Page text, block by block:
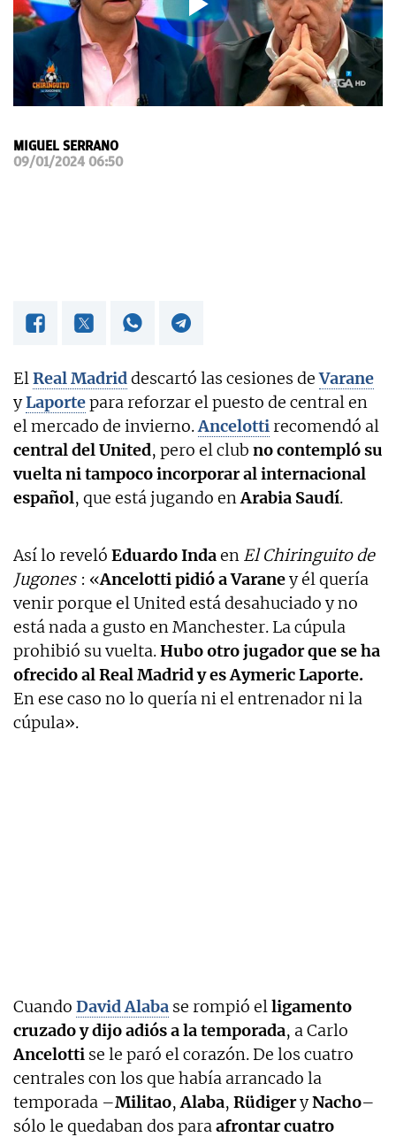
MIGUEL SERRANO
09/01/2024 06:50
ElReal Madriddescartó las cesiones deVarane
yLaportepara reforzar el puesto de central en
el mercado de invierno.Ancelottirecomendó al
central del United, pero el club no contempló su
vuelta ni tampoco incorporar al internacional
español, que está jugando enArabia Saudí.
Así lo reveló Eduardo Indaen El Chiringuito de
Jugones : «Ancelotti pidió a Varaney él quería
venir porque el United está desahuciado y no
está nada a gusto en Manchester. La cúpula
prohibió su vuelta.Hubo otro jugador que se ha
ofrecido al Real Madrid y es Aymeric Laporte.
En ese caso no lo quería ni el entrenador ni la
cúpula».
Cuando David Alaba se rompió elligamento
cruzado y dijo adiós a la temporada, a Carlo
Ancelotti se le paró el corazón. De los cuatro
centrales con los que había arrancado la
temporada –Militao,Alaba, RüdigeryNacho–
sólo le quedaban dos paraafrontar cuatro